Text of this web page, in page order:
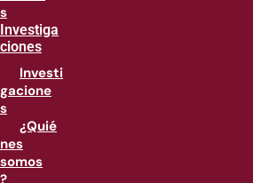
s
Investiga
ciones
Investi
gacione
s
¿Quié
nes
somos
?